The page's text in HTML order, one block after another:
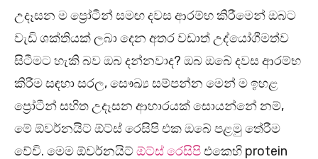
උදෑසන ම ප්‍රෝටීන් සමඟ දවස ආරම්භ කිරීමෙන් ඔබට
වැඩි ශක්තියක් ලබා දෙන අතර වඩාත් උද්යෝගීමත්ව
සිටීමට හැකි බව ඔබ දන්නවාද? ඔබ ඔබේ දවස ආරම්භ
කිරීම සඳහා සරල, සෞඛ්‍ය සම්පන්න මෙන් ම ඉහළ
ප්‍රෝටීන් සහිත උදෑසන ආහාරයක් සොයන්නේ නම්,
මේ ඕවර්නයිට් ඕට්ස් රෙසිපි එක ඔබේ පළමු තේරීම
වේවි. මෙම ඕවර්නයිට්ඕට්ස් රෙසිපිඑකෙහි protein